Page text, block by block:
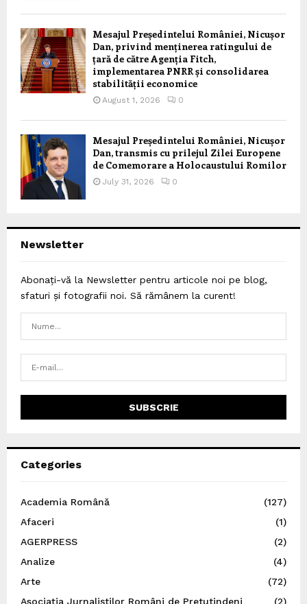
Mesajul Președintelui României, Nicușor
Dan, privind menținerea ratingului de
țară de către Agenția Fitch,
implementarea PNRR și consolidarea
stabilității economice
August 1, 2026 0
Mesajul Președintelui României, Nicușor
Dan, transmis cu prilejul Zilei Europene
de Comemorare a Holocaustului Romilor
July 31, 2026 0
Newsletter
Abonați-vă la Newsletter pentru articole noi pe blog,
sfaturi și fotografii noi. Să rămânem la curent!
Categories
Academia Română
(127)
Afaceri
(1)
AGERPRESS
(2)
Analize
(4)
Arte
(72)
Asociația Jurnaliștilor Români de Pretutindeni
(2)